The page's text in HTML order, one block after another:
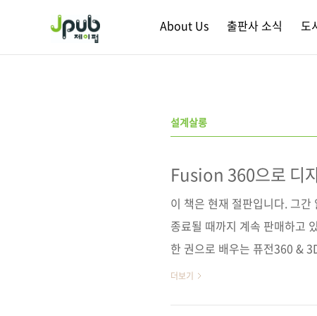
About Us 출판사 소식 도
설계살롱
Fusion 360으로 디
이 책은 현재 절판입니다. 그
종료될 때까지 계속 판매하고
한 권으로 배우는 퓨전360 &
번가 / 알라딘 / 예스이십사 /
더보기